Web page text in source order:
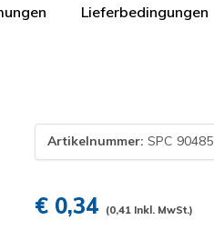
Lieferbedingungen
Artikelnummer: SPC 90485
€ 0,34 (0,41 Inkl. MwSt.)